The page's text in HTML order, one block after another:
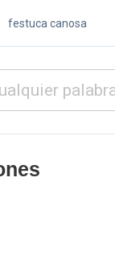
festuca canosa